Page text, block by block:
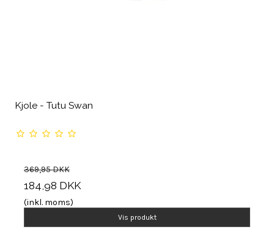
Kjole - Tutu Swan
369,95 DKK
184,98 DKK
(inkl. moms)
Vis produkt